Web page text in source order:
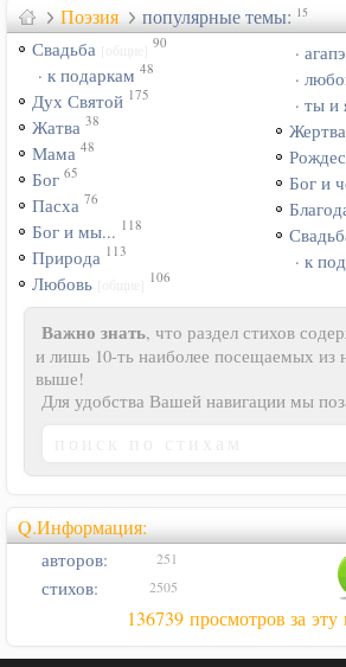
Поэзия популярные темы: 15
Свадьба 90
· к подаркам 48
Дух Святой 175
Жатва 38
Мама 48
Бог 65
Пасха 76
Бог и мы... 118
Природа 113
Любовь 106
· агапэ
·
· ты и
Бог и
· к
Важно знать, что раздел стихов
и лишь 10-ть наиболее посещаемых из
выше!
Для удобства Вашей навигации мы
Q.Информация:
авторов: 251
стихов: 2505
136739 просмотров за